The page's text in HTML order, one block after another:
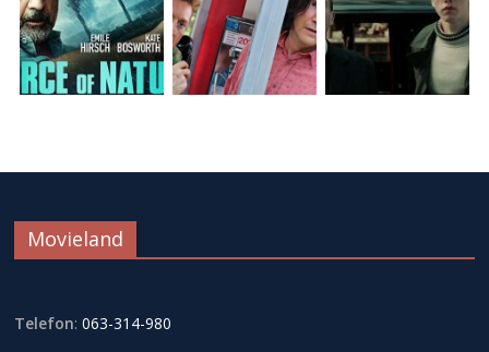
Movieland
Telefon: 063-314-980